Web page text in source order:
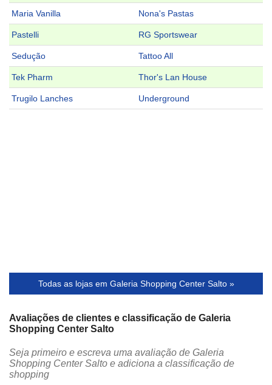
Maria Vanilla Nona's Pastas
Pastelli RG Sportswear
Sedução Tattoo All
Tek Pharm Thor's Lan House
Trugilo Lanches Underground
Todas as lojas em Galeria Shopping Center Salto »
Avaliações de clientes e classificação de Galeria
Shopping Center Salto
Seja primeiro e escreva uma avaliação de Galeria
Shopping Center Salto e adiciona a classificação de
shopping